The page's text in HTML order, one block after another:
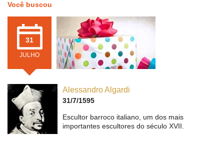
Você buscou
31
JULHO
Alessandro Algardi
31/7/1595
Escultor barroco italiano, um dos mais
importantes escultores do século XVII.